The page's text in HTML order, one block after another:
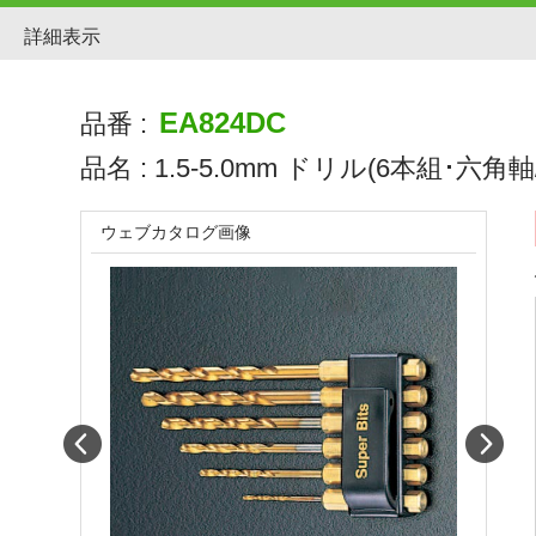
詳細表示
品番 : EA824DC
品名 : 1.5-5.0mm ドリル(6本組･六角
ウェブカタログ画像
Prev